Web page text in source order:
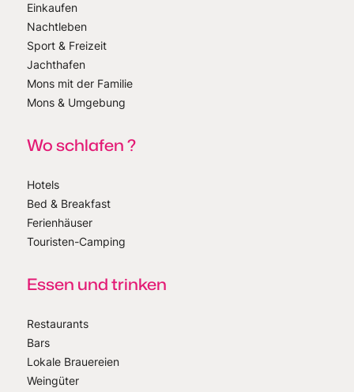
Einkaufen
Nachtleben
Sport & Freizeit
Jachthafen
Mons mit der Familie
Mons & Umgebung
Wo schlafen ?
Hotels
Bed & Breakfast
Ferienhäuser
Touristen-Camping
Essen und trinken
Restaurants
Bars
Lokale Brauereien
Weingüter